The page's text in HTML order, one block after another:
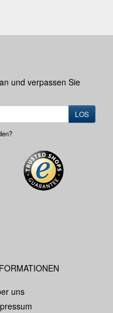
und verpassen Sie
LOS
uns